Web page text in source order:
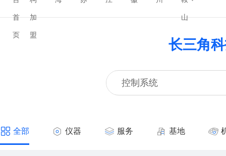
首
页
加
盟
山
长三角
全部 仪器 服务 基地